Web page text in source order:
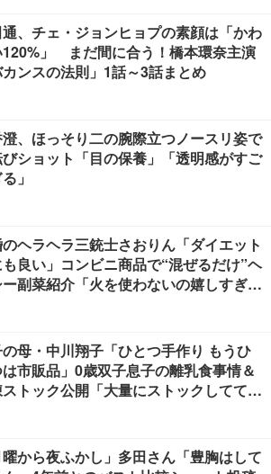
、チェ・ジョンヒョプの素顔は「かわ
120%」 まだ間に合う！橋本環奈主演
カンスの法則」1話～3話まとめ
、ほっそり二の腕際立つノースリ姿で
ショット「目の保養」「透明感がすご
」
ヘラヘラ三銃士さおりん「ダイエット
良い」コンビニ商品で“混ぜるだけ”ヘ
副菜紹介「火を使わないの嬉しすぎ
母・中川翔子「ひとつ手作り もうひ
は市販品」0歳双子息子の離乳食事情＆
トック公開「大量にストックしてて尊
曜から夜ふかし」多田さん「豊胸はして